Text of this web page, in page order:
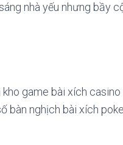
nhà yếu nhưng bầy
game bài xích
bàn nghịch bài xích